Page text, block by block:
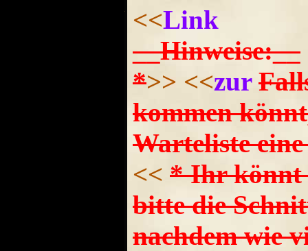
<<Link
__Hinweise:__
*>> <<zur
kommen
Warteliste
<< * Ihr könnt
bitte die
nachdem wie